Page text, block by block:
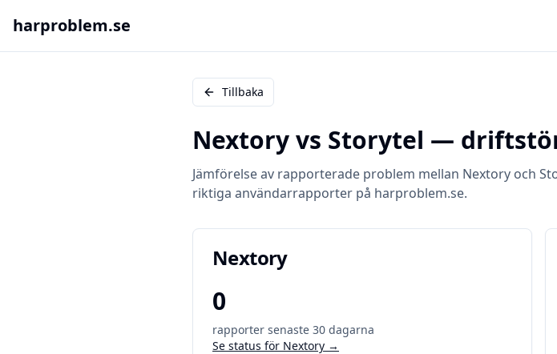
harproblem.se
Tillbaka
Nextoryvs Storytel —
Jämförelse av rapporterade problem mellan Nextory och
riktiga användarrapporter på harproblem.se.
Nextory
0
rapporter senaste 30 dagarna
Se status för Nextory →